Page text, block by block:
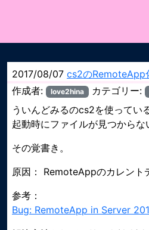
2017/08/07 cs2のRemoteApp
作成者:
love2hina カテゴリー:
ういんどみるのcs2を使ってい
起動時にファイルが見つから
その覚書き。
原因： RemoteAppのカレン
参考：
Bug: RemoteApp in Server